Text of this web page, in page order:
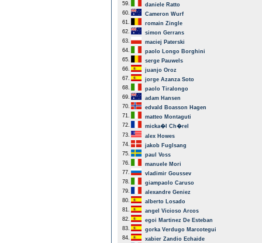
59.
daniele Ratto
60.
Cameron Wurf
61.
romain Zingle
62.
simon Gerrans
63.
maciej Paterski
64.
paolo Longo Borghini
65.
serge Pauwels
66.
juanjo Oroz
67.
jorge Azanza Soto
68.
paolo Tiralongo
69.
adam Hansen
70.
edvald Boasson Hagen
71.
matteo Montaguti
72.
micka�l Ch�rel
73.
alex Howes
74.
jakob Fuglsang
75.
paul Voss
76.
manuele Mori
77.
vladimir Goussev
78.
giampaolo Caruso
79.
alexandre Geniez
80.
alberto Losado
81.
angel Vicioso Arcos
82.
egoi Martinez De Esteban
83.
gorka Verdugo Marcotegui
84.
xabier Zandio Echaide